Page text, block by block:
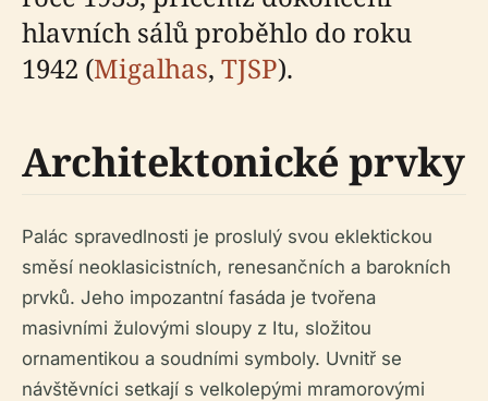
hlavních sálů proběhlo do roku
1942 (Migalhas, TJSP).
Architektonické prvky
Palác spravedlnosti je proslulý svou eklektickou
směsí neoklasicistních, renesančních a barokních
prvků. Jeho impozantní fasáda je tvořena
masivními žulovými sloupy z Itu, složitou
ornamentikou a soudními symboly. Uvnitř se
návštěvníci setkají s velkolepými mramorovými